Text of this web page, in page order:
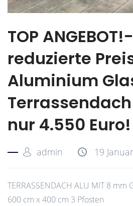
TOP
reduzierte
Aluminium
nur 4.550 Euro!
admin 19
TERRASSENDACH ALU MIT 8 mm
600 cm x 400 cm 3 Pfosten